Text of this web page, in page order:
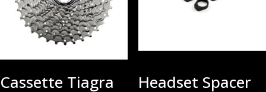
Cassette Tiagra Headset Spacer